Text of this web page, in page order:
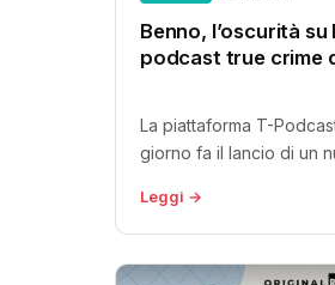
Benno, l’oscurità
podcast true crime
La piattaforma T-
giorno fa il lancio di un
Leggi →